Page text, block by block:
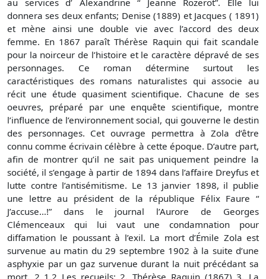
donnera ses deux enfants; Denise (1889) et Jacques ( 1891)
et mène ainsi une double vie avec l’accord des deux
femme. En 1867 paraît Thérèse Raquin qui fait scandale
pour la noirceur de l’histoire et le caractère dépravé de ses
personnages. Ce roman détermine surtout les
caractéristiques des romans naturalistes qui associe au
récit une étude quasiment scientifique. Chacune de ses
oeuvres, préparé par une enquête scientifique, montre
l’influence de l’environnement social, qui gouverne le destin
des personnages. Cet ouvrage permettra à Zola d’être
connu comme écrivain célèbre à cette époque. D’autre part,
afin de montrer qu’il ne sait pas uniquement peindre la
société, il s’engage à partir de 1894 dans l’affaire Dreyfus et
lutte contre l’antisémitisme. Le 13 janvier 1898, il publie
une lettre au président de la république Félix Faure “
J’accuse…!” dans le journal l’Aurore de Georges
Clémenceaux qui lui vaut une condamnation pour
diffamation le poussant à l’exil. La mort d’Émile Zola est
survenue au matin du 29 septembre 1902 à la suite d’une
asphyxie par un gaz survenue durant la nuit précédant sa
mort. 2 1.2 Les recueils: 2. Thérèse Raquin (1867) 3. La